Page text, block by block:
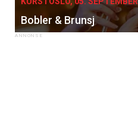
Bobler & Brunsj